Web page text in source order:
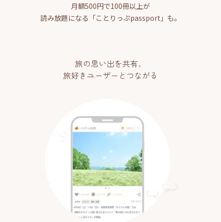
月額500円で100冊以上が
読み放題になる「ことりっぷpassport」も。
旅の思い出を共有、
旅好きユーザーとつながる